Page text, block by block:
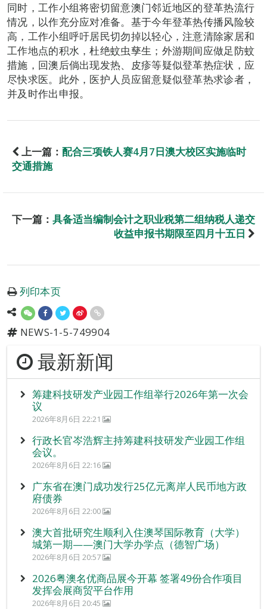
同时，工作小组将密切留意澳门邻近地区的登革热流行
情况，以作充分应对准备。基于今年登革热传播风险较
高，工作小组呼吁居民切勿掉以轻心，注意清除家居和
工作地点的积水，杜绝蚊虫孳生；外游期间应做足防蚊
措施，回澳后倘出现发热、皮疹等疑似登革热症状，应
尽快求医。此外，医护人员应留意疑似登革热求诊者，
并及时作出申报。
上一篇： 配合三项铁人赛4月7日澳大校区实施临时
交通措施
下一篇： 具备适当编制会计之职业税第二组纳税人递交
收益申报书期限至四月十五日
列印本页
NEWS-1-5-749904
最新新闻
筹建科技研发产业园工作组举行2026年第一次会
议
2026年8月6日 22:21
行政长官岑浩辉主持筹建科技研发产业园工作组
会议。
2026年8月6日 22:16
广东省在澳门成功发行25亿元离岸人民币地方政
府债券
2026年8月6日 22:00
澳大首批研究生顺利入住澳琴国际教育（大学）
城第一期——澳门大学办学点（德智广场）
2026年8月6日 20:57
2026粤澳名优商品展今开幕 签署49份合作项目
发挥会展商贸平台作用
2026年8月6日 20:45